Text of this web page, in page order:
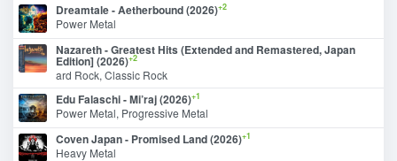
Dreamtale - Aetherbound (2026)+2
Power Metal
Nazareth - Greatest Hits (Extended and Remastered, Japan
Edition] (2026)+2
ard Rock, Classic Rock
Edu Falaschi - Mi’raj (2026)+1
Power Metal, Progressive Metal
Coven Japan - Promised Land (2026)+1
Heavy Metal